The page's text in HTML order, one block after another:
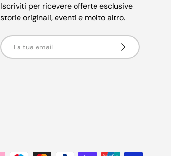
Iscriviti per ricevere offerte esclusive,
storie originali, eventi e molto altro.
Email Iscriviti